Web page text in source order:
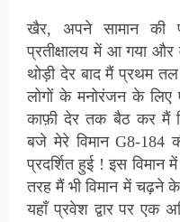
खैर, अपने सामान की
प्रतीक्षालय में आ गया और
थोड़ी देर बाद मैं प्रथम
लोगों के मनोरंजन के
काफ़ी देर तक बैठ कर मैं
बजे मेरे विमान G8-184
प्रदर्शित हुई ! इस विमान
तरह मैं भी विमान में चढ़ने
यहाँ प्रवेश द्वार पर एक